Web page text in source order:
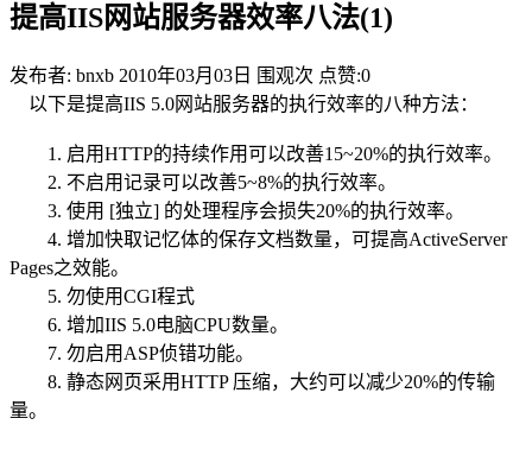
提高IIS网站服务器效率八法(1)
发布者: bnxb 2010年03月03日 围观次 点赞:0
以下是提高IIS 5.0网站服务器的执行效率的八种方法：
1. 启用HTTP的持续作用可以改善15~20%的执行效率。
2. 不启用记录可以改善5~8%的执行效率。
3. 使用 [独立] 的处理程序会损失20%的执行效率。
4. 增加快取记忆体的保存文档数量，可提高ActiveServer
Pages之效能。
5. 勿使用CGI程式
6. 增加IIS 5.0电脑CPU数量。
7. 勿启用ASP侦错功能。
8. 静态网页采用HTTP 压缩，大约可以减少20%的传输
量。